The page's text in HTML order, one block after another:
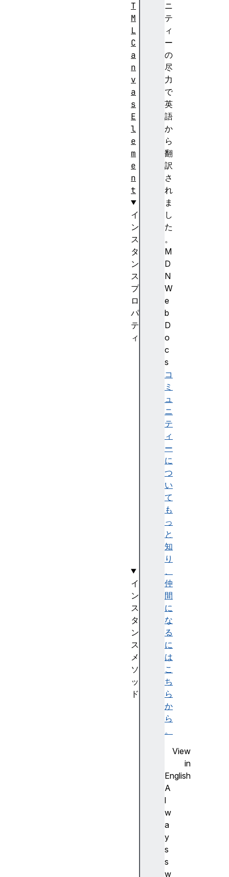
ニ
テ
ィ
ー
の
尽
力
で
英
語
か
ら
翻
訳
さ
れ
ま
し
た
。
M
D
N
W
e
b
D
o
c
s
コ
ミ
ュ
ニ
テ
ィ
ー
に
つ
い
て
も
っ
と
知
り
、
仲
間
に
な
る
に
は
こ
ち
ら
か
ら
。
View
in
English
A
l
w
a
y
s
s
w
T
M
L
C
a
n
v
a
s
E
l
e
m
e
n
t
イ
ン
ス
タ
ン
ス
プ
ロ
パ
テ
ィ
イ
ン
ス
タ
ン
ス
メ
ソ
ッ
ド